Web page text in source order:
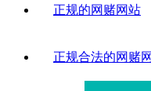
正规的网赌网站
正规合法的网赌